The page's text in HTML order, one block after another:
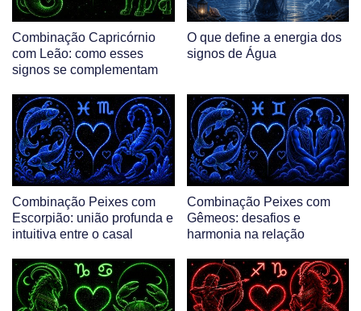
Combinação Capricórnio
com Leão: como esses
signos se complementam
O que define a energia dos
signos de Água
Combinação Peixes com
Escorpião: união profunda e
intuitiva entre o casal
Combinação Peixes com
Gêmeos: desafios e
harmonia na relação